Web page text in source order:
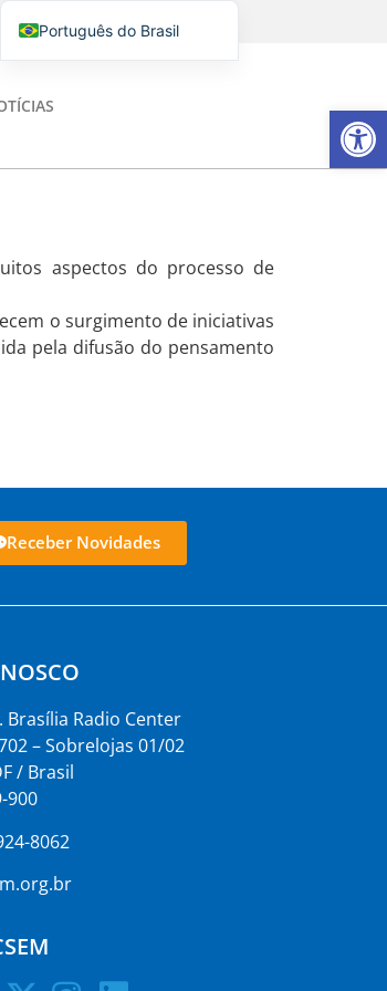
aspectos do processo de
o surgimento de iniciativas
pela difusão do pensamento
Receber Novidades
Brasília Radio Center
– Sobrelojas 01/02
/ Brasil
900
8062
Barra de
Português do Brasil
Italiano